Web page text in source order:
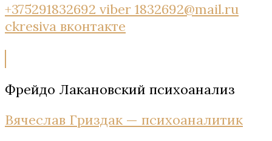
+375291832692 viber 1832692@mail.ru
ckresiva вконтакте
Фрейдо Лакановский психоанализ
Вячеслав Гриздак — психоаналитик